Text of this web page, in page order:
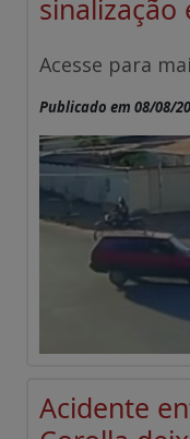
sinalização
Acesse para
Publicado em 08/08/
Acidente